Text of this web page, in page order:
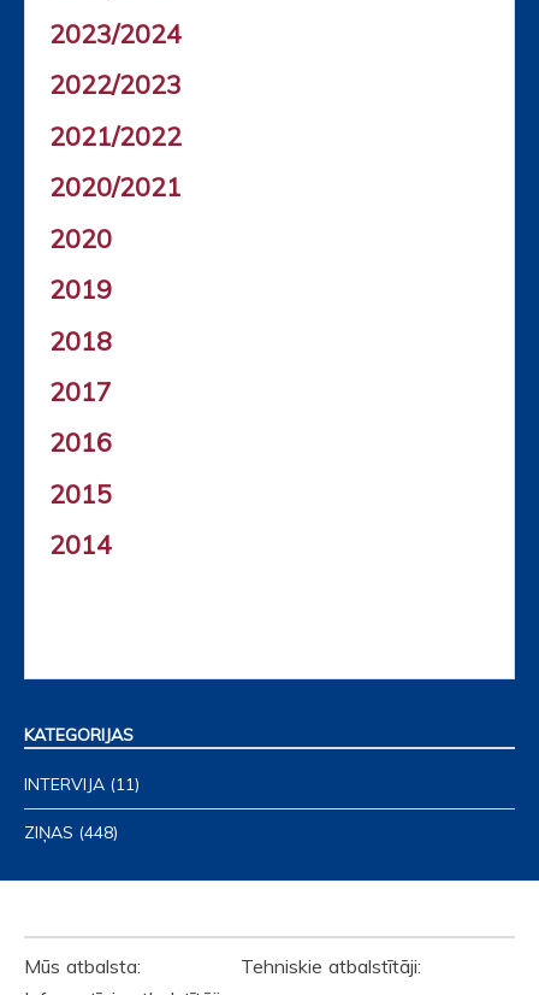
2023/2024
2022/2023
2021/2022
2020/2021
2020
2019
2018
2017
2016
2015
2014
KATEGORIJAS
INTERVIJA (11)
ZIŅAS (448)
Mūs atbalsta: Tehniskie atbalstītāji: